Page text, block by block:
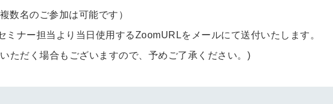
数名のご参加は可能です）
ナー担当より当日使用するZoomURLをメールにて送付いたします。
ただく場合もございますので、予めご了承ください。)